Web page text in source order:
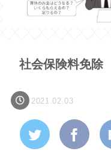
社会保険料免除
2021.02.03